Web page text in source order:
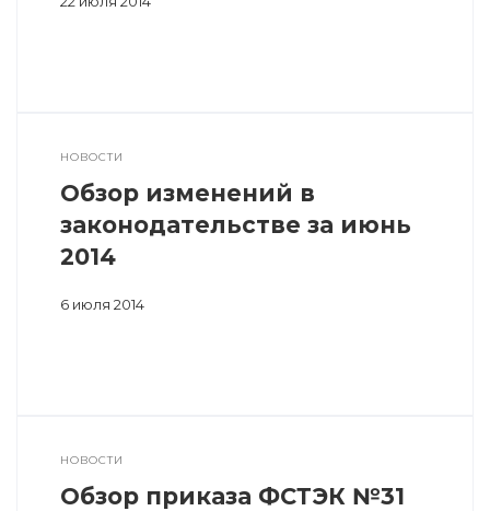
НОВОСТИ
Обзор изменений в
законодательстве за июнь
2014
6 июля 2014
НОВОСТИ
Обзор приказа ФСТЭК №31